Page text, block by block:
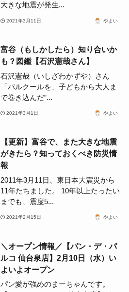
大きな地震が発生...
2021年3月11日 やよい
富谷（もしかしたら）知り合いか
も？図鑑【石沢憲哉さん】
石沢憲哉（いしざわかずや）さん
「パルクールを、子どもから大人ま
で巻き込んだ”...
2021年3月1日 やよい
【更新】富谷で、また大きな地震
がきたら？知っておくべき防災情
報
2011年3月11日、東日本大震災から
11年たちました。 10年以上たったい
までも、震度5...
2021年2月15日 やよい
＼オープン情報／【パン・デ・パ
ルコ 仙台泉店】2月10日（水）い
よいよオープン
パン愛が強めのまーちゃんです。